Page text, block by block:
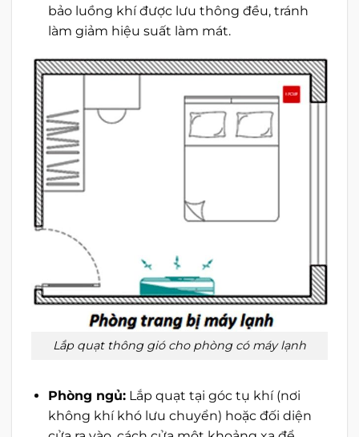
bảo luồng khí được lưu thông đều, tránh
làm giảm hiệu suất làm mát.
Lắp quạt thông gió cho phòng có máy lạnh
Phòng ngủ:Lắp quạt tại góc tụ khí (nơi
không khí khó lưu chuyển) hoặc đối diện